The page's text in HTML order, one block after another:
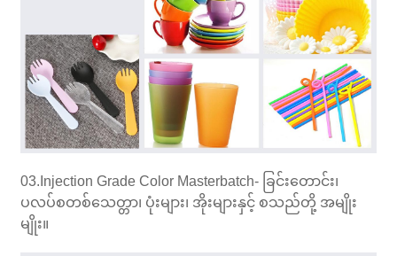
03.Injection Grade Color Masterbatch- ခြင်းတောင်း၊
ပလပ်စတစ်သေတ္တာ၊ ပုံးများ၊ အိုးများနှင့် စသည်တို့ အမျိုး
မျိုး။